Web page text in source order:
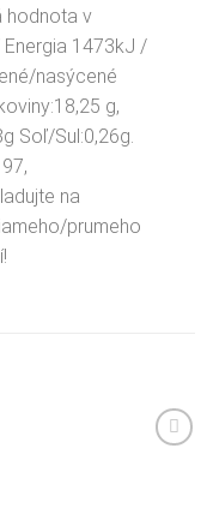
hodnota v
1473kJ /
nasýcené
g,
Soľ/Sul:0,26g.
na
prumeho